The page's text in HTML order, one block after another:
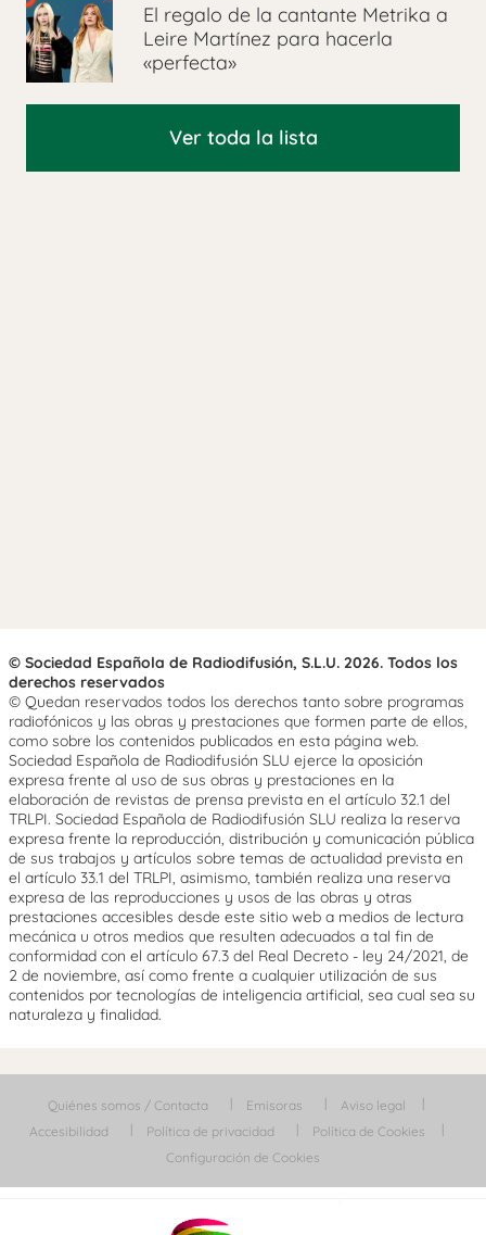
El regalo de la cantante Metrika a
Leire Martínez para hacerla
«perfecta»
Ver toda la lista
© Sociedad Española de Radiodifusión, S.L.U. 2026. Todos los
derechos reservados
© Quedan reservados todos los derechos tanto sobre programas
radiofónicos y las obras y prestaciones que formen parte de ellos,
como sobre los contenidos publicados en esta página web.
Sociedad Española de Radiodifusión SLU ejerce la oposición
expresa frente al uso de sus obras y prestaciones en la
elaboración de revistas de prensa prevista en el artículo 32.1 del
TRLPI. Sociedad Española de Radiodifusión SLU realiza la reserva
expresa frente la reproducción, distribución y comunicación pública
de sus trabajos y artículos sobre temas de actualidad prevista en
el artículo 33.1 del TRLPI, asimismo, también realiza una reserva
expresa de las reproducciones y usos de las obras y otras
prestaciones accesibles desde este sitio web a medios de lectura
mecánica u otros medios que resulten adecuados a tal fin de
conformidad con el artículo 67.3 del Real Decreto - ley 24/2021, de
2 de noviembre, así como frente a cualquier utilización de sus
contenidos por tecnologías de inteligencia artificial, sea cual sea su
naturaleza y finalidad.
Quiénes somos / Contacta Emisoras
Aviso legal
Accesibilidad
Política de privacidad
Política de Cookies
Configuración de Cookies